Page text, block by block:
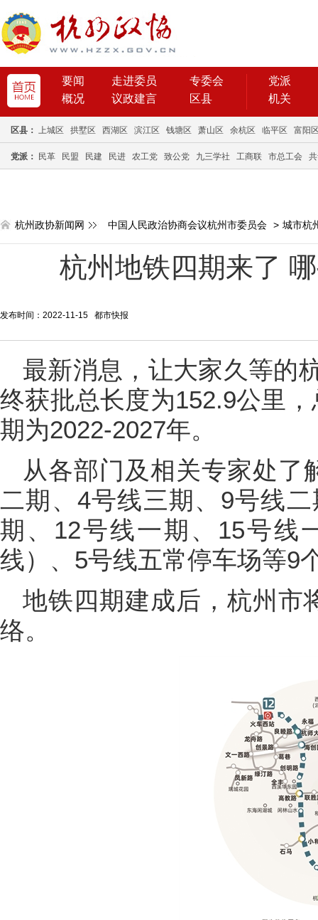
要闻 走进委员
专委会
概况
议政建言 区县
党派
机关
区县： 上城区 拱墅区 西湖区 滨江区 钱塘区 萧山区 余杭区 临平区 富阳
党派： 民革 民盟 民建 民进 农工党 致公党 九三学社 工商联 市总工会
杭州政协新闻网 中国人民政治协商会议杭州市委员会 > 城市杭
杭州地铁四期来了
发布时间：2022-11-15 都市快报
最新消息，让大家久等的
终获批总长度为152.9公里
期为2022-2027年。
从各部门及相关专家处了
二期、4号线三期、9号线
期、12号线一期、15号线
线）、5号线五常停车场等9
地铁四期建成后，杭州市
络。